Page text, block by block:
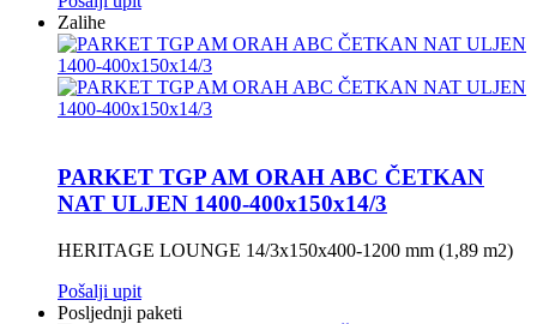
Zalihe
PARKET TGP AM ORAH ABC ČETKAN
NAT ULJEN 1400-400x150x14/3
HERITAGE LOUNGE 14/3x150x400-1200 mm (1,89 m2)
Pošalji upit
Posljednji paketi